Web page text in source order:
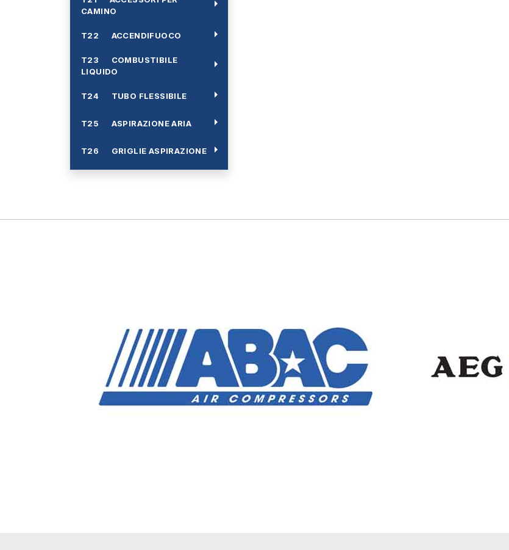
CAMINO
arrow_right
T22 ACCENDIFUOCO arrow_right
T23 COMBUSTIBILE
LIQUIDO
arrow_right
T24 TUBO FLESSIBILE arrow_right
T25 ASPIRAZIONE ARIA arrow_right
T26 GRIGLIE ASPIRAZIONE arrow_right